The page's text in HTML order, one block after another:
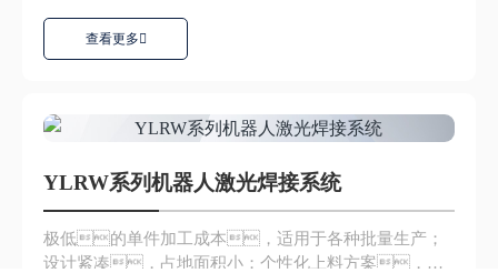
查看更多
YLRW系列机器人激光焊接系统
极低的单件加工成本，适用于各种批量生产；
设计紧凑，占地面积小；个性化上料方案，可